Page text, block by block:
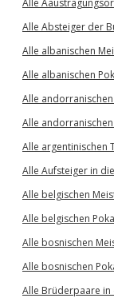
Alle
Alle Absteiger der
Alle albanischen
Alle albanischen
Alle
Alle
Alle argentinischen
Alle Aufsteiger in
Alle belgischen
Alle belgischen
Alle bosnischen
Alle bosnischen
Alle Brüderpaare